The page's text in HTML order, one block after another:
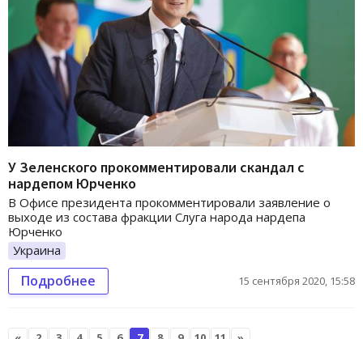
У Зеленского прокомментировали скандал с
нардепом Юрченко
В Офисе президента прокомментировали заявление о
выходе из состава фракции Слуга народа нардепа
Юрченко
Украина
Подробнее 15 сентября 2020, 15:58